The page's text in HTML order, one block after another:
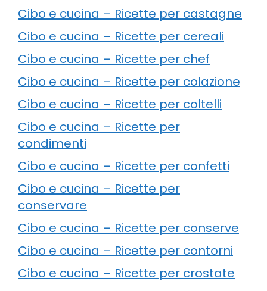
Cibo e cucina – Ricette per castagne
Cibo e cucina – Ricette per cereali
Cibo e cucina – Ricette per chef
Cibo e cucina – Ricette per colazione
Cibo e cucina – Ricette per coltelli
Cibo e cucina – Ricette per
condimenti
Cibo e cucina – Ricette per confetti
Cibo e cucina – Ricette per
conservare
Cibo e cucina – Ricette per conserve
Cibo e cucina – Ricette per contorni
Cibo e cucina – Ricette per crostate